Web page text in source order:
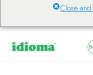
Close